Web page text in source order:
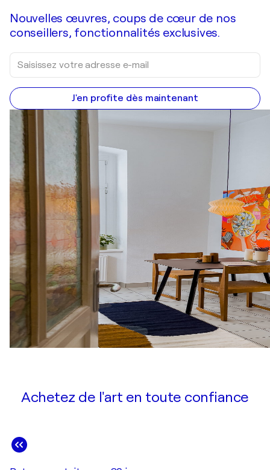
Nouvelles œuvres, coups de cœur de nos
conseillers, fonctionnalités exclusives.
J'en profite dès maintenant
Achetez de l'art en toute confiance